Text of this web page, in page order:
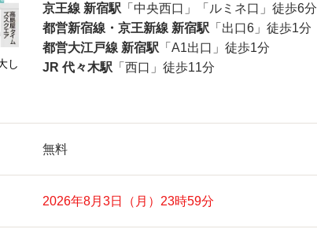
し
京王線 新宿駅 「中央西口」「ルミネ口」徒歩6分
都営新宿線・京王新線 新宿駅 「出口6」徒歩1分
都営大江戸線 新宿駅 「A1出口」徒歩1分
JR 代々木駅 「西口」徒歩11分
無料
2026年8月3日（月）23時59分